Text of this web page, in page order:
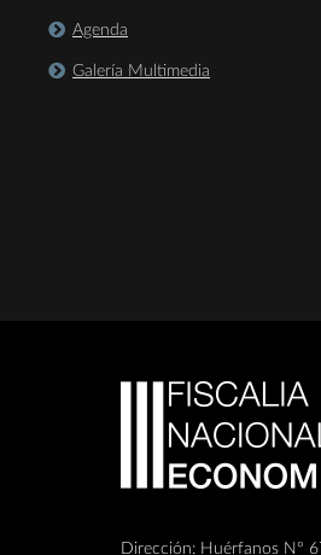
Agenda
Galería Multimedia
Dirección: Huérfanos Nº